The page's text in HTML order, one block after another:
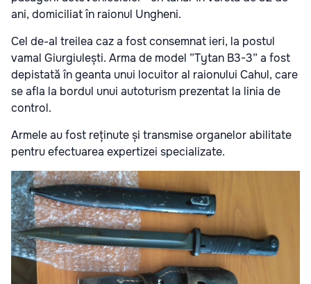
ani, domiciliat în raionul Ungheni.
Cel de-al treilea caz a fost consemnat ieri, la postul
vamal Giurgiulești. Arma de model ”Tytan B3-3” a fost
depistată în geanta unui locuitor al raionului Cahul, care
se afla la bordul unui autoturism prezentat la linia de
control.
Armele au fost reținute și transmise organelorabilitate
pentru efectuarea expertizei specializate.